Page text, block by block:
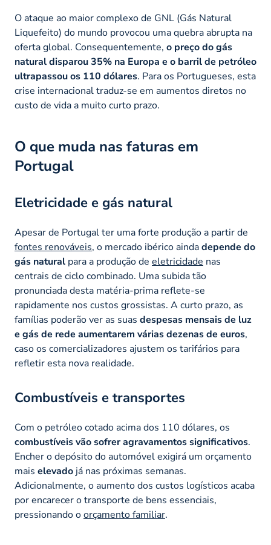
O ataque ao maior complexo de GNL (Gás Natural
Liquefeito) do mundo provocou uma quebra abrupta na
oferta global. Consequentemente, o preço do gás
natural disparou 35% na Europa e o barril de petróleo
ultrapassou os 110 dólares. Para os Portugueses, esta
crise internacional traduz-se em aumentos diretos no
custo de vida a muito curto prazo.
O que muda nas faturas em
Portugal
Eletricidade e gás natural
Apesar de Portugal ter uma forte produção a partir de
fontes renováveis, o mercado ibérico aindadepende do
gás natural para a produção de eletricidade nas
centrais de ciclo combinado. Uma subida tão
pronunciada desta matéria-prima reflete-se
rapidamente nos custos grossistas. A curto prazo, as
famílias poderão ver as suas despesas mensais de luz
e gás de rede aumentarem várias dezenas de euros,
caso os comercializadores ajustem os tarifários para
refletir esta nova realidade.
Combustíveis e transportes
Com o petróleo cotado acima dos 110 dólares, os
combustíveis vão sofrer agravamentos significativos.
Encher o depósito do automóvel exigirá um orçamento
mais elevado já nas próximas semanas.
Adicionalmente, o aumento dos custos logísticos acaba
por encarecer o transporte de bens essenciais,
pressionando oorçamento familiar.